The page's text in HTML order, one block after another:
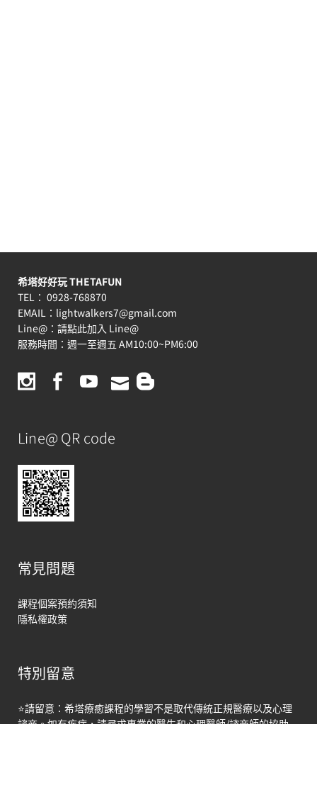
希塔好好玩 THETAFUN
TEL： 0928-768870
EMAIL： lightwalkers7@gmail.com
Line@： 請點此加入 Line@
服務時間：週一至週五 AM10:00~PM6:00
Line@ QR code
常見問題
課程個案預約須知
隱私權政策
特別留意
⭐請留意：希塔療癒課程的學習不是取代傳統正規醫療以及心理
諮商。如有疾病，請尋求專業的醫生和心理醫師/諮商師的協助
Open
chaty